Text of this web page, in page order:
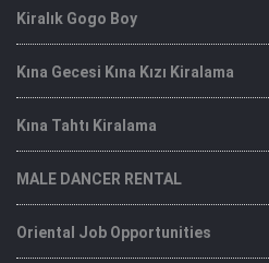
Kiralık Gogo Boy
Kına Gecesi Kına Kızı Kiralama
Kına Tahtı Kiralama
MALE DANCER RENTAL
Oriental Job Opportunities